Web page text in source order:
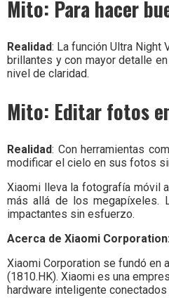
Mito: Para hacer
Realidad: La función Ultra Night
brillantes y con mayor detalle
nivel de claridad.
Mito: Editar fotos
Realidad: Con herramientas
modificar el cielo en sus fotos
Xiaomi lleva la fotografía móvil
más allá de los megapíxeles.
impactantes sin esfuerzo.
Acerca de Xiaomi
Xiaomi Corporation se fundó en
(1810.HK). Xiaomi es una
hardware inteligente